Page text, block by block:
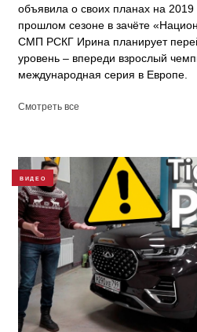
объявила о своих планах на
прошлом сезоне в зачёте
СМП РСКГ Ирина планирует
уровень – впереди взрослый
международная серия в Европе.
Смотреть все
ВИДЕО